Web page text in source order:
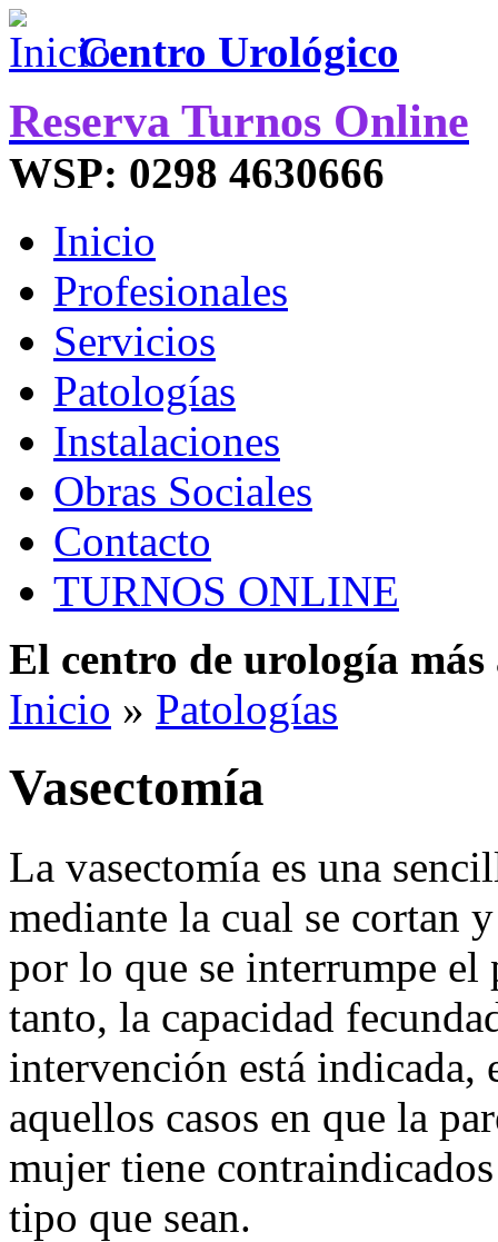
Centro Urológico
Reserva Turnos Online
WSP: 0298 4630666
Inicio
Profesionales
Servicios
Patologías
Instalaciones
Obras Sociales
Contacto
TURNOS ONLINE
El centro de urología
Inicio » Patologías
Vasectomía
La vasectomía es una
mediante la cual se cortan
por lo que se interrumpe el
tanto, la capacidad
intervención está indicada,
aquellos casos en que la
mujer tiene
tipo que sean.